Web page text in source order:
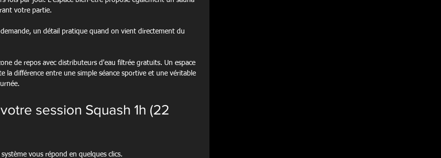
votre partie.
un détail pratique quand on vient directement du
de repos avec distributeurs d'eau filtrée gratuits. Un espace
la différence entre une simple séance sportive et une véritable
session Squash 1h (22
vous répond en quelques clics.